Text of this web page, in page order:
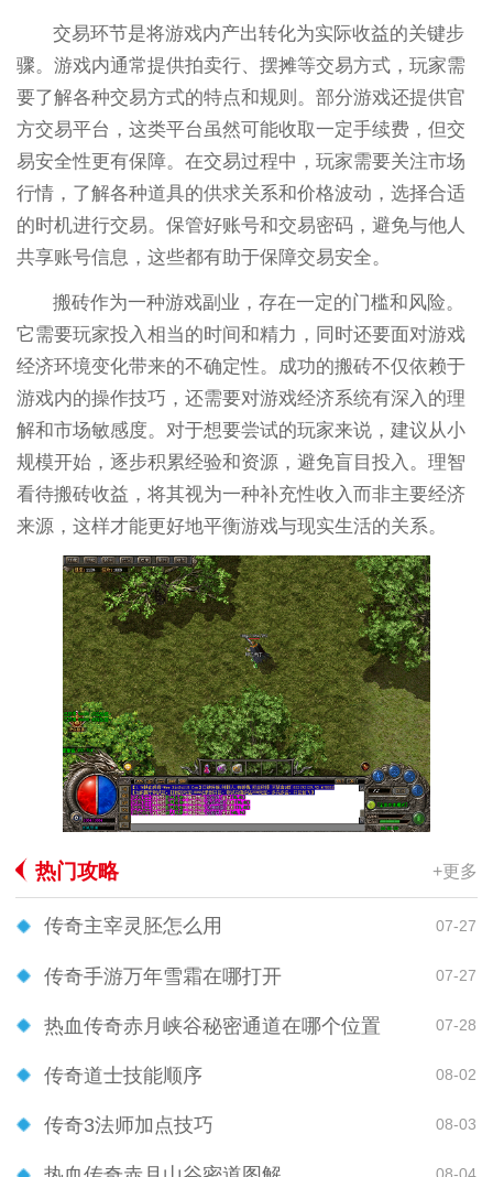
交易环节是将游戏内产出转化为实际收益的关键步
骤。游戏内通常提供拍卖行、摆摊等交易方式，玩家需
要了解各种交易方式的特点和规则。部分游戏还提供官
方交易平台，这类平台虽然可能收取一定手续费，但交
易安全性更有保障。在交易过程中，玩家需要关注市场
行情，了解各种道具的供求关系和价格波动，选择合适
的时机进行交易。保管好账号和交易密码，避免与他人
共享账号信息，这些都有助于保障交易安全。
搬砖作为一种游戏副业，存在一定的门槛和风险。
它需要玩家投入相当的时间和精力，同时还要面对游戏
经济环境变化带来的不确定性。成功的搬砖不仅依赖于
游戏内的操作技巧，还需要对游戏经济系统有深入的理
解和市场敏感度。对于想要尝试的玩家来说，建议从小
规模开始，逐步积累经验和资源，避免盲目投入。理智
看待搬砖收益，将其视为一种补充性收入而非主要经济
来源，这样才能更好地平衡游戏与现实生活的关系。
热门攻略 +更多
传奇主宰灵胚怎么用 07-27
传奇手游万年雪霜在哪打开 07-27
热血传奇赤月峡谷秘密通道在哪个位置 07-28
传奇道士技能顺序 08-02
传奇3法师加点技巧 08-03